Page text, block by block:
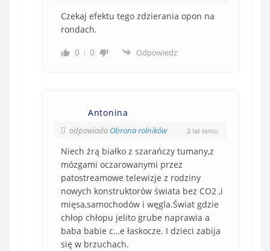
Czekaj efektu tego zdzierania opon na
rondach.
0
0 Odpowiedz
Antonina
odpowiada Obrona rolników 2 lat temu
Niech żrą białko z szarańczy tumany,z
mózgami oczarowanymi przez
patostreamowe telewizje z rodziny
nowych konstruktorów świata bez CO2 ,i
mięsa,samochodów i węgla.Świat gdzie
chłop chłopu jelito grube naprawia a
baba babie c…e łaskocze. I dzieci zabija
się w brzuchach.